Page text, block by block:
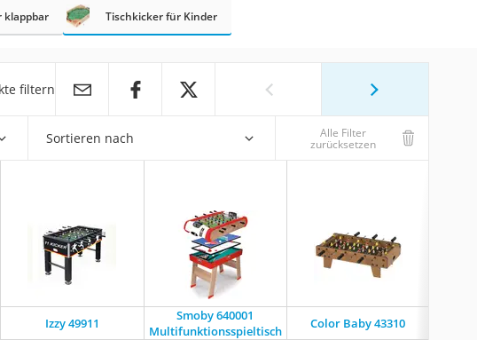
klappbar Tischkicker für Kinder
filtern
Sortieren nach Alle Filter
zurücksetzen
Izzy 49911
Smoby 640001
Multifunktionsspieltisch
Color Baby 43310